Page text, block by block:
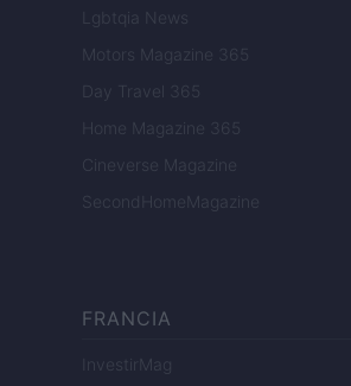
Lgbtqia News
Motors Magazine 365
Day Travel 365
Home Magazine 365
Cineverse Magazine
SecondHomeMagazine
FRANCIA
InvestirMag